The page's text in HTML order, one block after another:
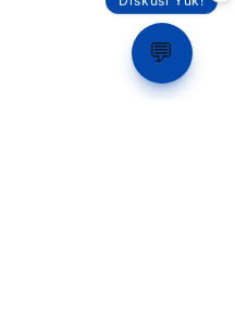
Diskusi Yuk!
💬